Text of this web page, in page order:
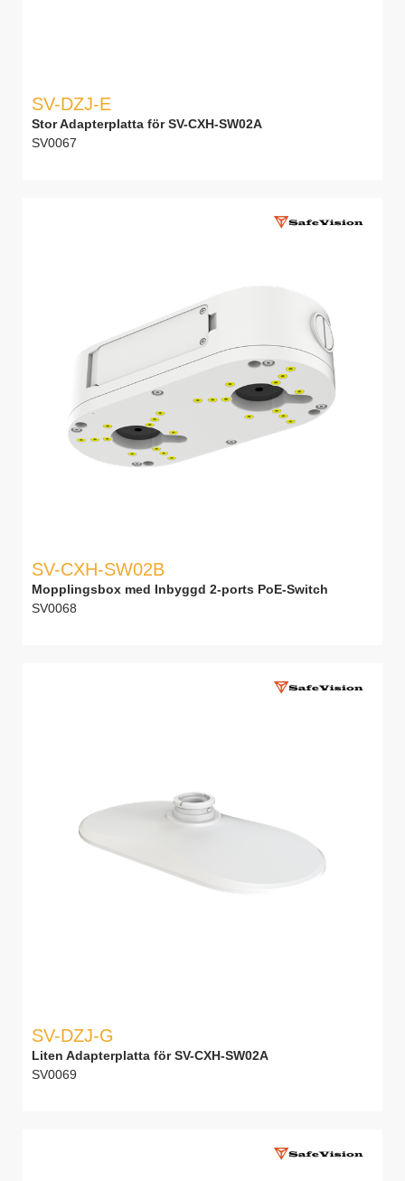
SV-DZJ-E
Stor Adapterplatta för SV-CXH-SW02A
SV0067
SV-CXH-SW02B
Mopplingsbox med Inbyggd 2-ports PoE-Switch
SV0068
SV-DZJ-G
Liten Adapterplatta för SV-CXH-SW02A
SV0069